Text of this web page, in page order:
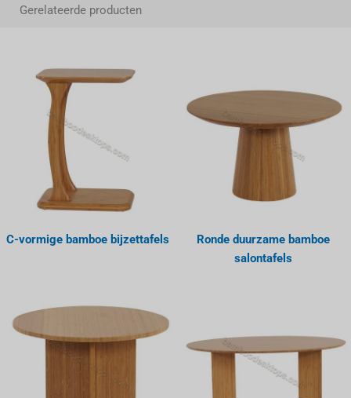
Gerelateerde producten
C-vormige bamboe bijzettafels
Ronde duurzame bamboe
salontafels